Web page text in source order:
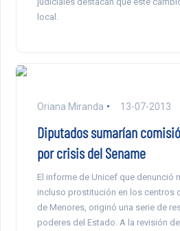
local.
Oriana Miranda 13-07-2013
Diputados sumarían
por crisis del Sename
El informe de Unicef que denunció
incluso prostitución en los centros
de Menores, originó una serie de
poderes del Estado. A la revisión